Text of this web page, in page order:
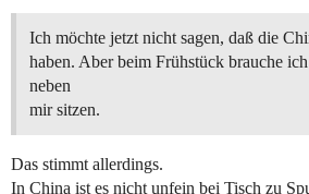
Ich möchte jetzt nicht sagen, daß die
haben. Aber beim Frühstück brauche
neben
mir sitzen.
Das stimmt allerdings.
In China ist es nicht unfein bei Tisch zu